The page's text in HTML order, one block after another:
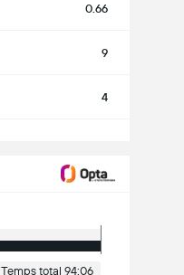
0.66
9
4
Temps total 94:06